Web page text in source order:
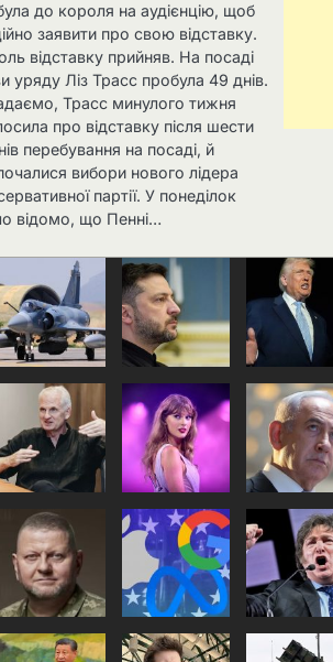
до короля на аудієнцію, щоб
заявити про свою відставку.
відставку прийняв. На посаді
уряду Ліз Трасс пробула 49 днів.
Трасс минулого тижня
про відставку після шести
перебування на посаді, й
вибори нового лідера
партії. У понеділок
відомо, що Пенні…